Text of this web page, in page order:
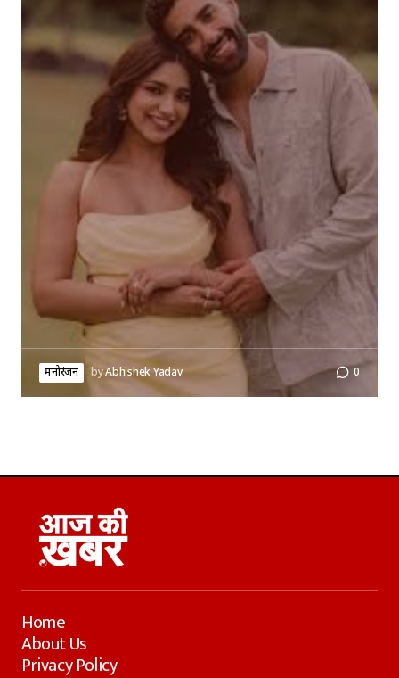
मनोरंजन byAbhishek Yadav 0
Home
About Us
Privacy Policy